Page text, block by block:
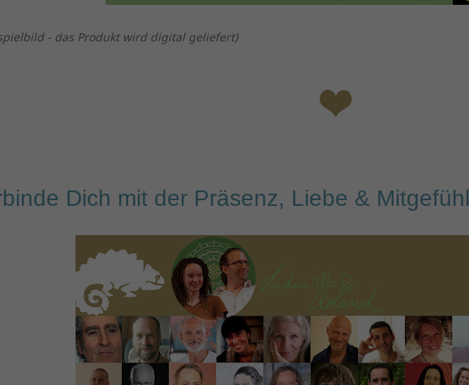
- das Produkt wird digital geliefert)
Dich mit der Präsenz, Liebe & Mitgefühl